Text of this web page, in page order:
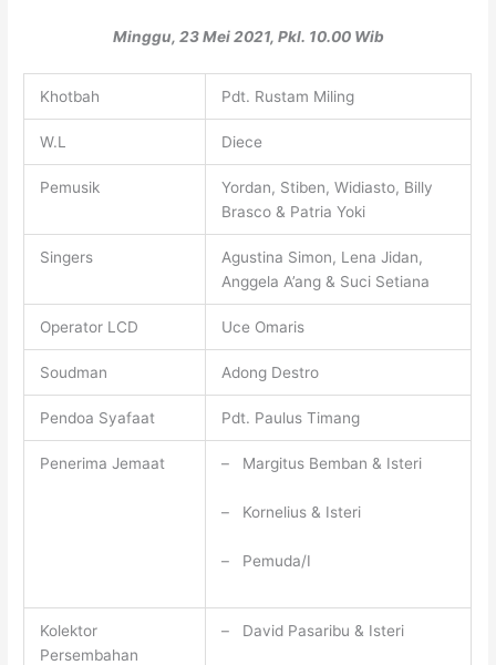
Minggu, 23 Mei 2021, Pkl. 10.00 Wib
Khotbah Pdt. Rustam Miling
W.L Diece
Pemusik
Yordan, Stiben, Widiasto, Billy
Brasco & Patria Yoki
Singers
Agustina Simon, Lena Jidan,
Anggela A’ang & Suci Setiana
Operator LCD Uce Omaris
Soudman Adong Destro
Pendoa Syafaat Pdt. Paulus Timang
Penerima Jemaat – Margitus Bemban & Isteri
– Kornelius & Isteri
– Pemuda/I
Kolektor
Persembahan
– David Pasaribu & Isteri